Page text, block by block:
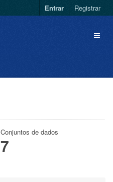
Entrar Registrar
Conjuntos de dados
7